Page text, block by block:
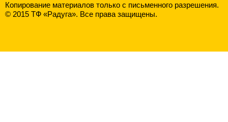
Копирование материалов только с письменного разрешения.
© 2015 ТФ «Радуга». Все права защищены.